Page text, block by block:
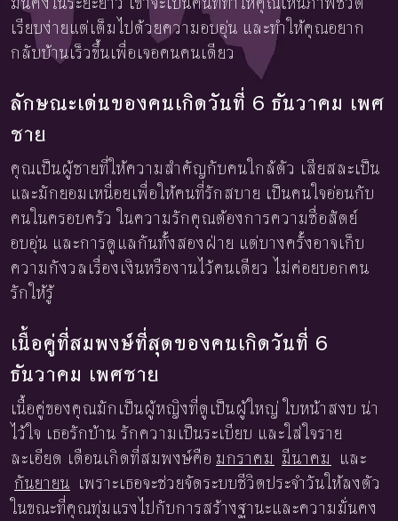
เรียบง่ายแต่เต็มไปด้วยความอบอุ่น และทำให้คุณอยาก
กลับบ้านเร็วขึ้นเพื่อเจอคนคนเดียว
ลักษณะเด่นของคนเกิดวันที่ 6 ธันวาคม เพศ
ชาย
คุณเป็นผู้ชายที่ให้ความสำคัญกับคนใกล้ตัว เสียสละเป็น
และมักยอมเหนื่อยเพื่อให้คนที่รักสบาย เป็นคนใจอ่อนกับ
คนในครอบครัว ในความรักคุณต้องการความซื่อสัตย์
อบอุ่น และการดูแลกันทั้งสองฝ่าย แต่บางครั้งอาจเก็บ
ความกังวลเรื่องเงินหรืองานไว้คนเดียว ไม่ค่อยบอกคน
รักให้รู้
เนื้อคู่ที่สมพงษ์ที่สุดของคนเกิดวันที่ 6
ธันวาคม เพศชาย
เนื้อคู่ของคุณมักเป็นผู้หญิงที่ดูเป็นผู้ใหญ่ ใบหน้าสงบ น่า
ไว้ใจ เธอรักบ้าน รักความเป็นระเบียบ และใส่ใจราย
ละเอียด เดือนเกิดที่สมพงษ์คือ มกราคม มีนาคม และ
กันยายน เพราะเธอจะช่วยจัดระบบชีวิตประจำวันให้ลงตัว
ในขณะที่คุณทุ่มแรงไปกับการสร้างฐานะและความมั่นคง